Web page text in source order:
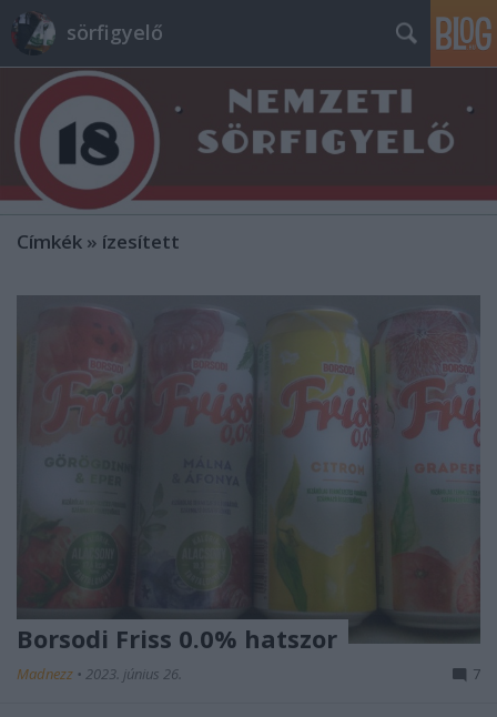
sörfigyelő
Címkék » ízesített
Borsodi Friss 0.0% hatszor
Madnezz • 2023. június 26. 7